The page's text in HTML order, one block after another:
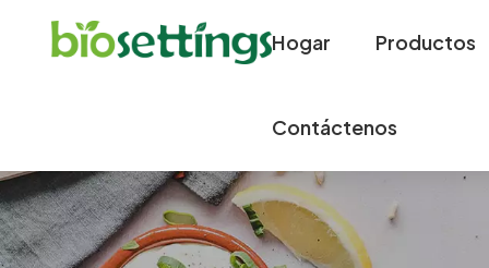
Hogar Productos
Contáctenos